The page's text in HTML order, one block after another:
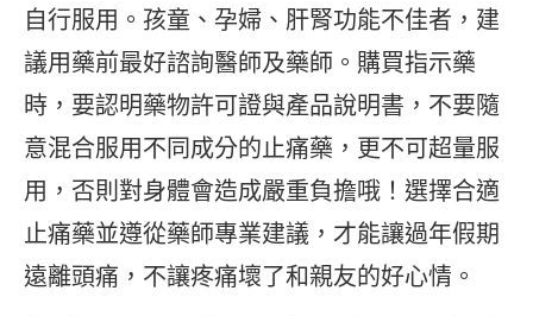
自行服用。孩童、孕婦、肝腎功能不佳者，建
議用藥前最好諮詢醫師及藥師。購買指示藥
時，要認明藥物許可證與產品說明書，不要隨
意混合服用不同成分的止痛藥，更不可超量服
用，否則對身體會造成嚴重負擔哦！選擇合適
止痛藥並遵從藥師專業建議，才能讓過年假期
遠離頭痛，不讓疼痛壞了和親友的好心情。